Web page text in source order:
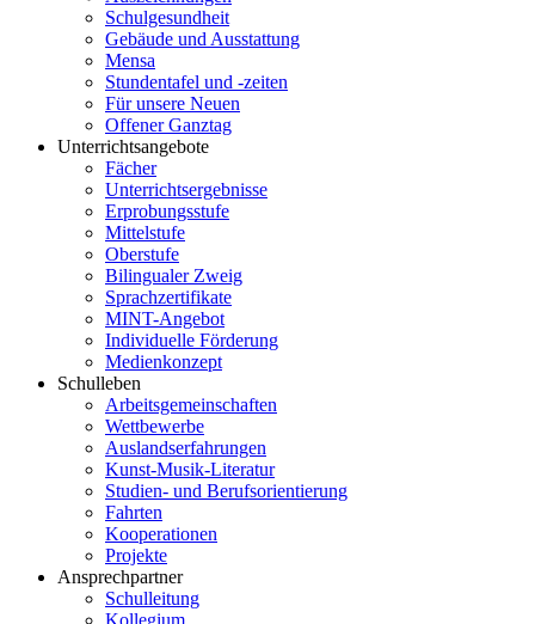
Schulgesundheit
Gebäude und Ausstattung
Mensa
Stundentafel und -zeiten
Für unsere Neuen
Offener Ganztag
Unterrichtsangebote
Fächer
Unterrichtsergebnisse
Erprobungsstufe
Mittelstufe
Oberstufe
Bilingualer Zweig
Sprachzertifikate
MINT-Angebot
Individuelle Förderung
Medienkonzept
Schulleben
Arbeitsgemeinschaften
Wettbewerbe
Auslandserfahrungen
Kunst-Musik-Literatur
Studien- und Berufsorientierung
Fahrten
Kooperationen
Projekte
Ansprechpartner
Schulleitung
Kollegium